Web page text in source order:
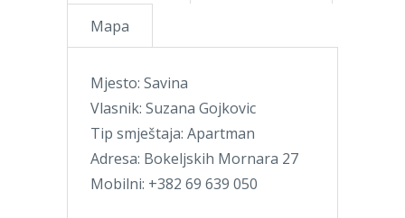
Mapa
Mjesto: Savina
Vlasnik: Suzana Gojkovic
Tip smještaja: Apartman
Adresa: Bokeljskih Mornara 27
Mobilni: +382 69 639 050